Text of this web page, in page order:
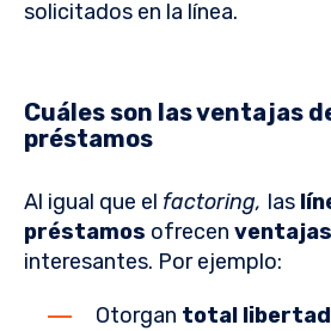
solicitados en la línea.
Cuáles son las ventajas
préstamos
Al igual que el factoring, las
préstamos ofrecen ventajas
interesantes. Por ejemplo:
Otorgan total libertad